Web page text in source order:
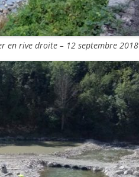
en rive droite – 12 septembre 2018